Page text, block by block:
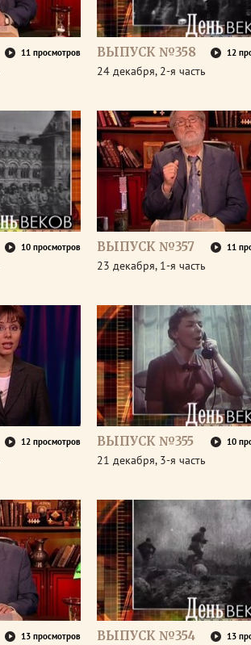
11 просмотров ВЫПУСК №358 12
24 декабря, 2-я часть
10 просмотров ВЫПУСК №357 11
23 декабря, 1-я часть
12 просмотров ВЫПУСК №355 10
21 декабря, 3-я часть
13 просмотров ВЫПУСК №354 13